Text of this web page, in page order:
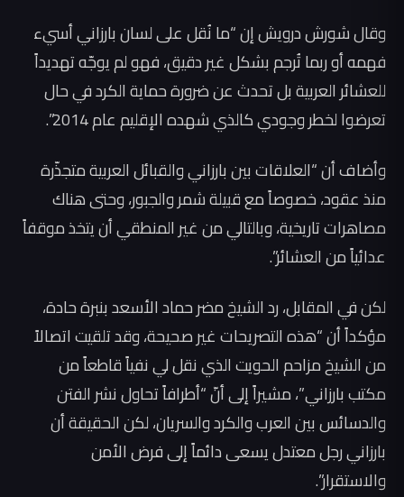
وقال شورش درويش إن “ما نُقل على لسان بارزاني أسيء
فهمه أو ربما تُرجم بشكل غير دقيق، فهو لم يوجّه تهديداً
للعشائر العربية بل تحدث عن ضرورة حماية الكرد في حال
تعرضوا لخطر وجودي كالذي شهده الإقليم عام 2014”.
وأضاف أن “العلاقات بين بارزاني والقبائل العربية متجذّرة
منذ عقود، خصوصاً مع قبيلة شمر والجبور، وحتى هناك
مصاهرات تاريخية، وبالتالي من غير المنطقي أن يتخذ موقفاً
عدائياً من العشائر”.
لكن في المقابل، رد الشيخ مضر حماد الأسعد بنبرة حادة،
مؤكداً أن “هذه التصريحات غير صحيحة، وقد تلقيت اتصالاً
من الشيخ مزاحم الحويت الذي نقل لي نفياً قاطعاً من
مكتب بارزاني”، مشيراً إلى أنّ “أطرافاً تحاول نشر الفتن
والدسائس بين العرب والكرد والسريان، لكن الحقيقة أن
بارزاني رجل معتدل يسعى دائماً إلى فرض الأمن
والاستقرار”.